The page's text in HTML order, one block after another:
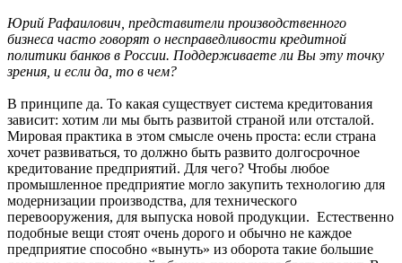
Юрий Рафаилович, представители производственного
бизнеса часто говорят о несправедливости кредитной
политики банков в России. Поддерживаете ли Вы эту точку
зрения, и если да, то в чем?
В принципе да. То какая существует система кредитования
зависит: хотим ли мы быть развитой страной или отсталой.
Мировая практика в этом смысле очень проста: если страна
хочет развиваться, то должно быть развито долгосрочное
кредитование предприятий. Для чего? Чтобы любое
промышленное предприятие могло закупить технологию для
модернизации производства, для технического
перевооружения, для выпуска новой продукции. Естественно
подобные вещи стоят очень дорого и обычно не каждое
предприятие способно «вынуть» из оборота такие большие